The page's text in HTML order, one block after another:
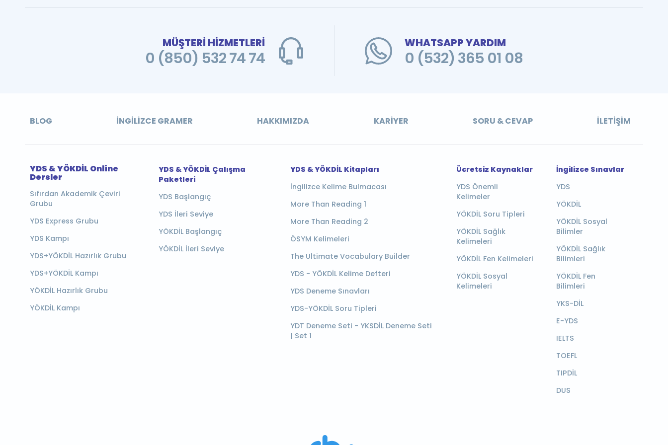
MÜŞTERİ HİZMETLERİ
0 (850) 532 74 74
WHATSAPP YARDIM
0 (532) 365 01 08
BLOG İNGILIZCE GRAMER HAKKIMIZDA KARIYER SORU & CEVAP İLETIŞIM
YDS & YÖKDİL Online
Dersler
Sıfırdan Akademik Çeviri
Grubu
YDS Express Grubu
YDS Kampı
YDS+YÖKDİL Hazırlık Grubu
YDS+YÖKDİL Kampı
YÖKDİL Hazırlık Grubu
YÖKDİL Kampı
YDS & YÖKDİL Çalışma
Paketleri
YDS Başlangıç
YDS İleri Seviye
YÖKDİL Başlangıç
YÖKDİL İleri Seviye
YDS & YÖKDİL Kitapları
İngilizce Kelime Bulmacası
More Than Reading 1
More Than Reading 2
ÖSYM Kelimeleri
The Ultimate Vocabulary Builder
YDS - YÖKDİL Kelime Defteri
YDS Deneme Sınavları
YDS-YÖKDİL Soru Tipleri
YDT Deneme Seti - YKSDİL Deneme Seti
| Set 1
Ücretsiz Kaynaklar
YDS Önemli
Kelimeler
YÖKDİL Soru Tipleri
YÖKDİL Sağlık
Kelimeleri
YÖKDİL Fen Kelimeleri
YÖKDİL Sosyal
Kelimeleri
İngilizce Sınavlar
YDS
YÖKDİL
YÖKDİL Sosyal
Bilimler
YÖKDİL Sağlık
Bilimleri
YÖKDİL Fen
Bilimleri
YKS-DİL
E-YDS
IELTS
TOEFL
TIPDİL
DUS